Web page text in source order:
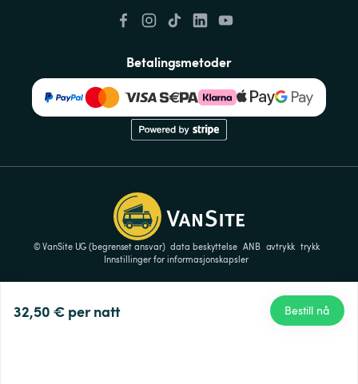
32,50 € per natt Bestill nå
Betalingsmetoder
© VanSite UG (begrenset ansvar) data beskyttelse ANB avtrykk trykk
Innstillinger for informasjonskapsler